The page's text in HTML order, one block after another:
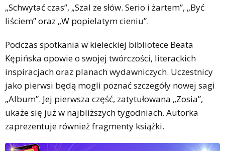
„Schwytać czas”, „Szal ze słów. Serio i żartem”, „Być
liściem” oraz „W popielatym cieniu”.
Podczas spotkania w kieleckiej bibliotece Beata
Kępińska opowie o swojej twórczości, literackich
inspiracjach oraz planach wydawniczych. Uczestnicy
jako pierwsi będą mogli poznać szczegóły nowej sagi
„Album”. Jej pierwsza część, zatytułowana „Zosia”,
ukaże się już w najbliższych tygodniach. Autorka
zaprezentuje również fragmenty książki.